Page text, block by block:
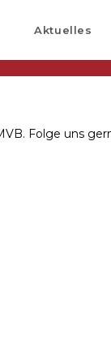
Aktuelles
Folge uns